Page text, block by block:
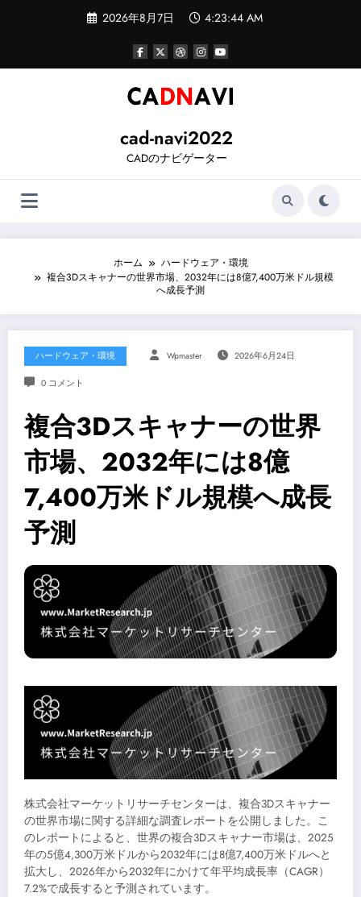
ツ
2026年8月7日 4:23:44 AM
cad-navi2022
CADのナビゲーター
ホーム
ハードウェア・環境
複合3Dスキャナーの世界市場、2032年には8億7,400万米ドル規模
へ成長予測
ハードウェア・環境 Wpmaster 2026年6月24日
0 コメント
複合3Dスキャナーの世界
市場、2032年には8億
7,400万米ドル規模へ成長
予測
株式会社マーケットリサーチセンターは、複合3Dスキャナー
の世界市場に関する詳細な調査レポートを公開しました。こ
のレポートによると、世界の複合3Dスキャナー市場は、2025
年の5億4,300万米ドルから2032年には8億7,400万米ドルへと
拡大し、2026年から2032年にかけて年平均成長率（CAGR）
7.2%で成長すると予測されています。